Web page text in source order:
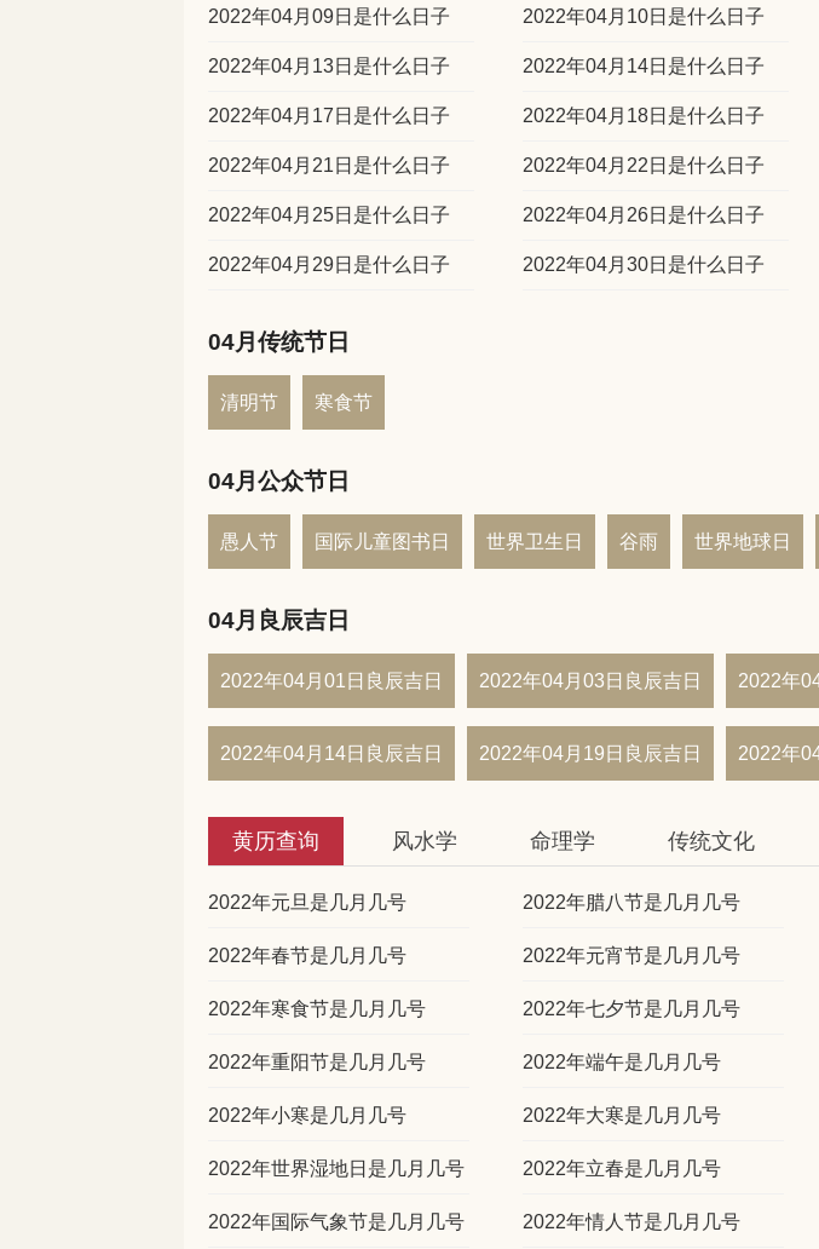
2022年04月09日是什么日子 2022年04月10日是什么日子
2022年04月13日是什么日子 2022年04月14日是什么日子
2022年04月17日是什么日子 2022年04月18日是什么日子
2022年04月21日是什么日子 2022年04月22日是什么日子
2022年04月25日是什么日子 2022年04月26日是什么日子
2022年04月29日是什么日子 2022年04月30日是什么日子
04月传统节日
清明节 寒食节
04月公众节日
愚人节 国际儿童图书日 世界卫生日 谷雨 世界地球日
04月良辰吉日
2022年04月01日良辰吉日 2022年04月03日良辰吉日 2022年
2022年04月14日良辰吉日 2022年04月19日良辰吉日 2022年
黄历查询 风水学 命理学 传统文化
2022年元旦是几月几号 2022年腊八节是几月几号
2022年春节是几月几号 2022年元宵节是几月几号
2022年寒食节是几月几号 2022年七夕节是几月几号
2022年重阳节是几月几号 2022年端午是几月几号
2022年小寒是几月几号 2022年大寒是几月几号
2022年世界湿地日是几月几号 2022年立春是几月几号
2022年国际气象节是几月几号 2022年情人节是几月几号